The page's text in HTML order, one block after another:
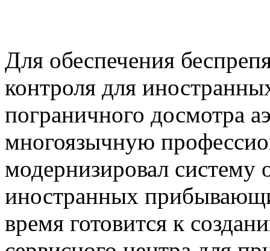
Для обеспечения
контроля для
пограничного досмотра
многоязычную
модернизировал систему
иностранных
время готовится к